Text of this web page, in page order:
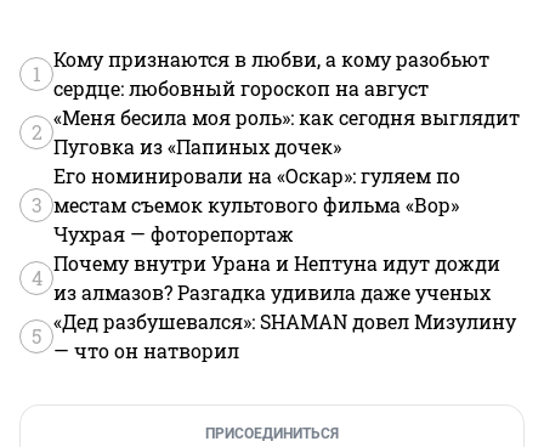
1
Кому признаются в любви, а кому разобьют
сердце: любовный гороскоп на август
2
«Меня бесила моя роль»: как сегодня выглядит
Пуговка из «Папиных дочек»
3
Его номинировали на «Оскар»: гуляем по
местам съемок культового фильма «Вор»
Чухрая — фоторепортаж
4
Почему внутри Урана и Нептуна идут дожди
из алмазов? Разгадка удивила даже ученых
5
«Дед разбушевался»: SHAMAN довел Мизулину
— что он натворил
ПРИСОЕДИНИТЬСЯ